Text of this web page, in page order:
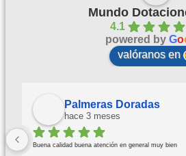
Mundo
4.1
powered by Go
valóranos en
Palmeras Doradas
hace 3 meses
Buena calidad buena atención en general muy bien